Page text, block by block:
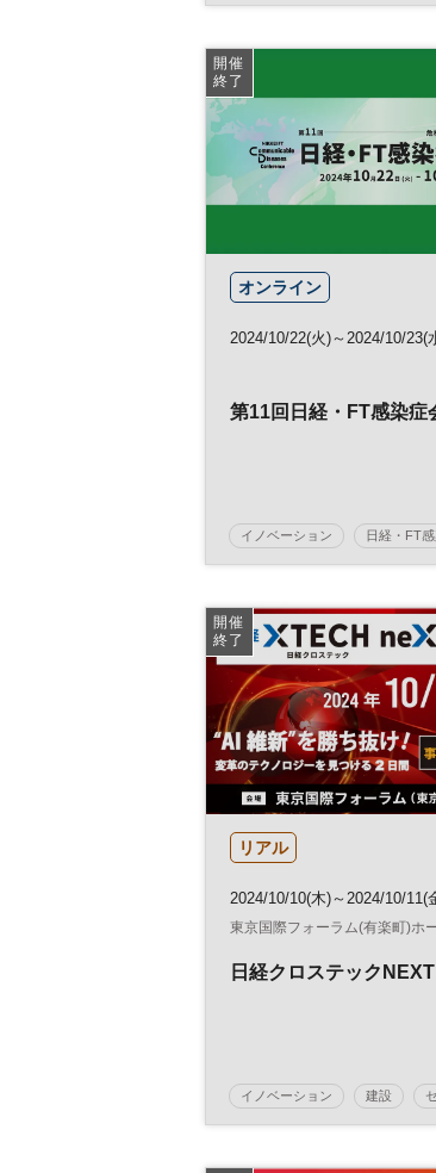
グローバル
開催
終了
オンライン
2024/10/22(火)～2024/10/23(
第11回日経・FT感染
イノベーション 日経・FT
開催
終了
リアル
2024/10/10(木)～2024/10/11(
東京国際フォーラム(有楽町)ホ
日経クロステック
イノベーション 建設